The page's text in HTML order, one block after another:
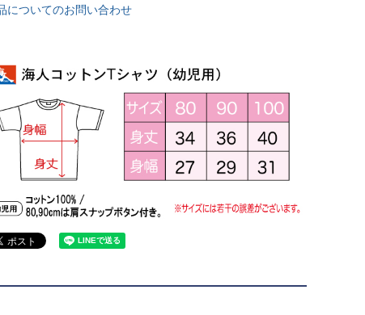
についてのお問い合わせ